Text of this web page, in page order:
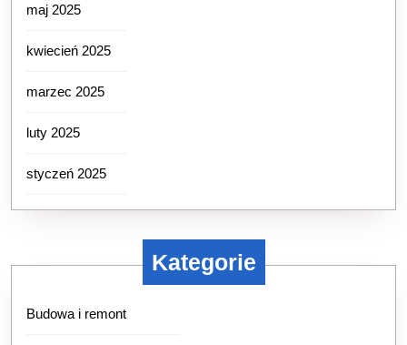
maj 2025
kwiecień 2025
marzec 2025
luty 2025
styczeń 2025
Kategorie
Budowa i remont